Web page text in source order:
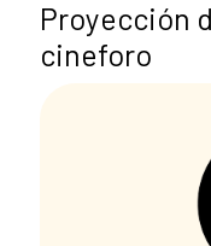
Proyección
cineforo